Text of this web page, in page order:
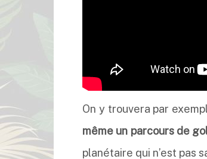
On y trouvera par
même un parcours de
planétaire qui n’est pas